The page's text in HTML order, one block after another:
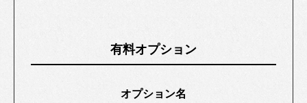
有料オプション
オプション名